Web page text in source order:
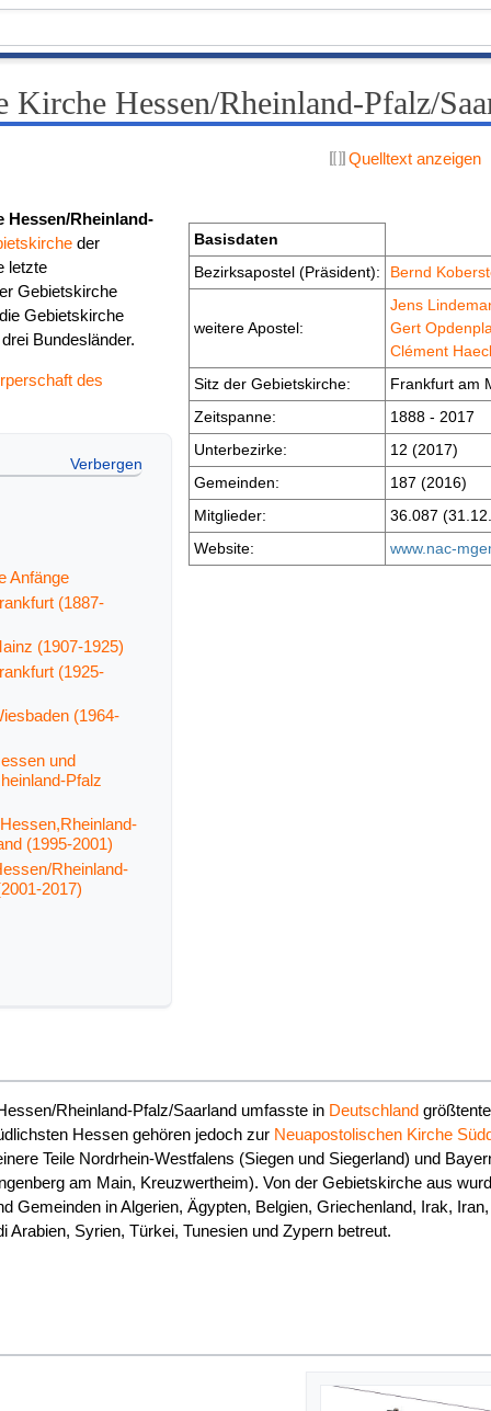
Kirche Hessen/Rheinland-Pfalz/
Quelltext anzeigen
Basisdaten
Bezirksapostel (Präsident):
Bernd
weitere Apostel:
Jens
Gert
Clément
Sitz der Gebietskirche:
Frankfurt am
Zeitspanne:
1888 - 2017
Unterbezirke:
12 (2017)
Gemeinden:
187 (2016)
Mitglieder:
36.087
Website:
www.nac-
Hessen/Rheinland-
der
letzte
Gebietskirche
Gebietskirche
Bundesländer.
des
Anfänge
(1887-
(1907-1925)
(1925-
(1964-
und
Pfalz
(1995-2001)
Rheinland-
2017)
Rheinland-Pfalz/Saarland umfasste in Deutschland
Hessen gehören jedoch zur Neuapostolischen Kirche
Teile Nordrhein-Westfalens (Siegen und Siegerland) und
am Main, Kreuzwertheim). Von der Gebietskirche aus
Gemeinden in Algerien, Ägypten, Belgien, Griechenland, Irak,
Arabien, Syrien, Türkei, Tunesien und Zypern betreut.